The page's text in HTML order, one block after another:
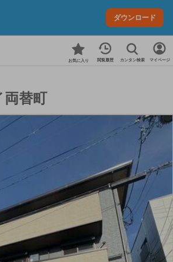
ダウンロード
お気に入り 閲覧履歴 カンタン検索 マイページ
替町